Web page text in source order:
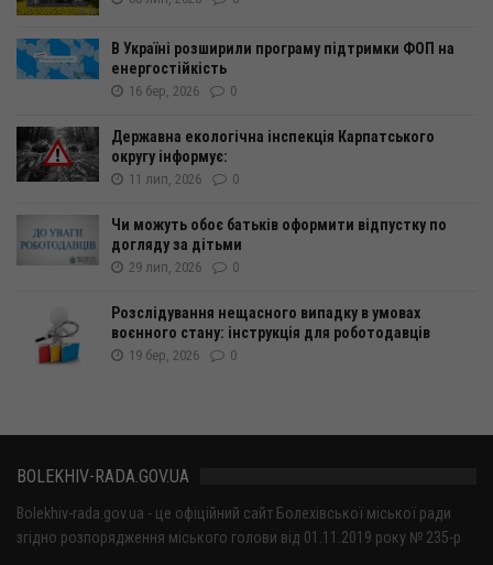
В Україні розширили програму підтримки ФОП на
енергоcтійкість
16 бер, 2026 0
Державна екологічна інспекція Карпатського
округу інформує:
11 лип, 2026 0
Чи можуть обоє батьків оформити відпустку по
догляду за дітьми
29 лип, 2026 0
Розслідування нещасного випадку в умовах
воєнного стану: інструкція для роботодавців
19 бер, 2026 0
BOLEKHIV-RADA.GOV.UA
Bolekhiv-rada.gov.ua - це офіційний сайт Болехівської міської ради
згідно розпорядження міського голови від 01.11.2019 року № 235-р